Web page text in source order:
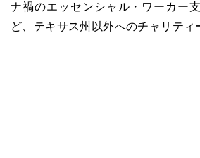
ナ禍のエッセンシャル・ワーカー
ど、テキサス州以外へのチャリティ